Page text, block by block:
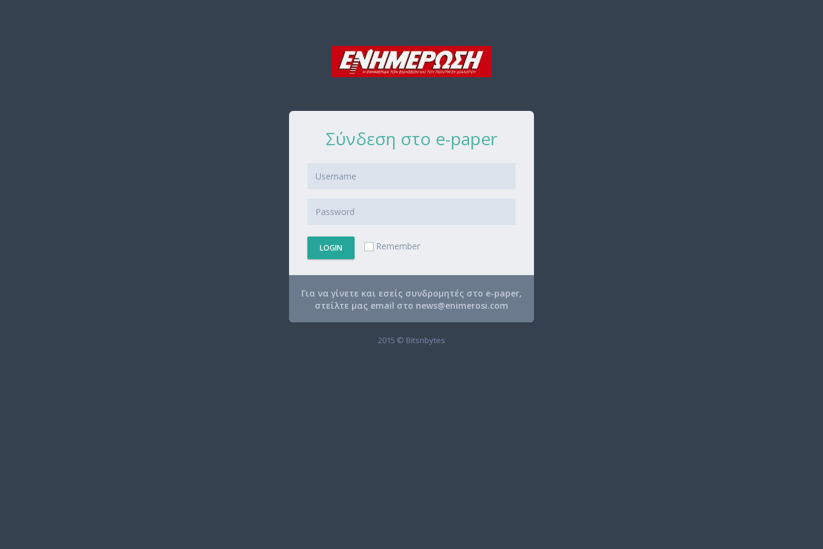
Σύνδεση στο e-paper
LOGIN Remember
Για να γίνετε και εσείς συνδρομητές στο e-paper,
στείλτε μας email στο news@enimerosi.com
2015 © Bitsnbytes